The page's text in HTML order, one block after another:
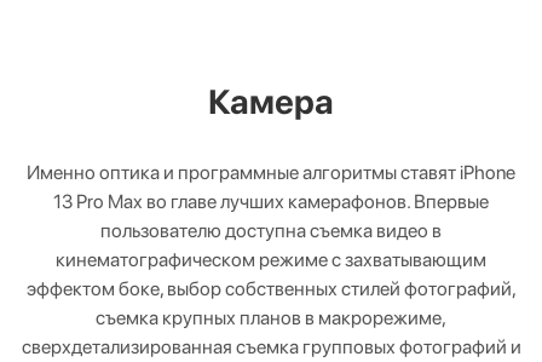
Камера
Именно оптика и программные алгоритмы ставят iPhone
13 Pro Max во главе лучших камерафонов. Впервые
пользователю доступна съемка видео в
кинематографическом режиме с захватывающим
эффектом боке, выбор собственных стилей фотографий,
съемка крупных планов в макрорежиме,
сверхдетализированная съемка групповых фотографий и